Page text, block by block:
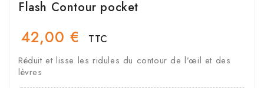
Flash Contour pocket
42,00 € TTC
Réduit et lisse les ridules du contour de l’œil et des
lèvres